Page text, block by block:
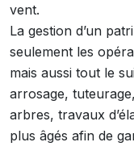
vent.
La gestion d’un
seulement les
mais aussi tout le
arrosage,
arbres, travaux
plus âgés afin de